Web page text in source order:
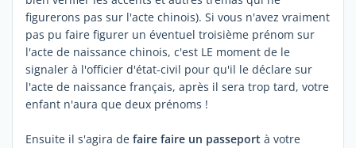
figurerons pas sur l'acte chinois). Si vous n'avez vraiment
pas pu faire figurer un éventuel troisième prénom sur
l'acte de naissance chinois, c'est LE moment de le
signaler à l'officier d'état-civil pour qu'il le déclare sur
l'acte de naissance français, après il sera trop tard, votre
enfant n'aura que deux prénoms !
Ensuite il s'agira de faire faire un passeport à votre